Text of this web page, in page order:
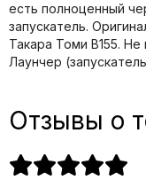
есть полноценный
запускатель.
Такара Томи B155. Не
Лаунчер
Отзывы о